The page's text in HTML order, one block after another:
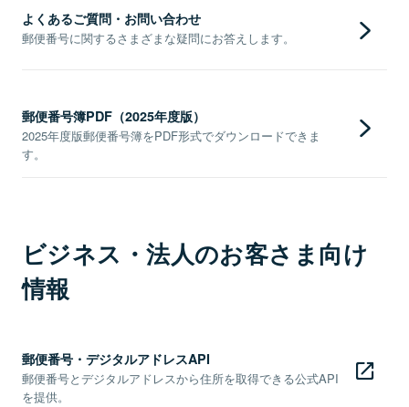
よくあるご質問・お問い合わせ
郵便番号に関するさまざまな疑問にお答えします。
郵便番号簿PDF（2025年度版）
2025年度版郵便番号簿をPDF形式でダウンロードできま
す。
ビジネス・法人のお客さま向け
情報
郵便番号・デジタルアドレスAPI
郵便番号とデジタルアドレスから住所を取得できる公式API
を提供。